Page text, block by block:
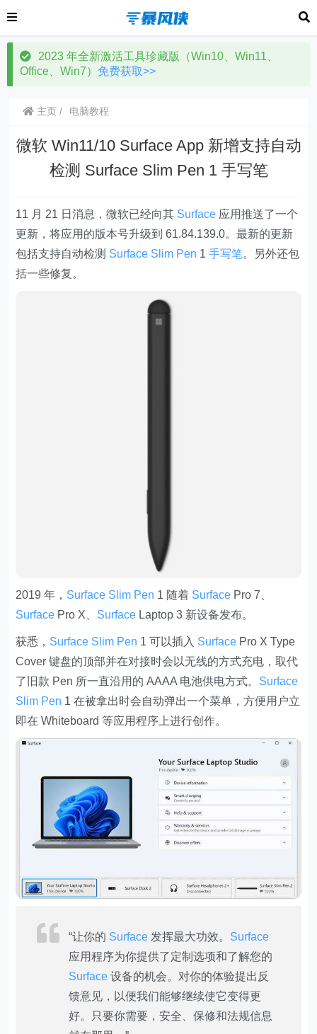
2023 年全新激活工具珍藏版（Win10、Win11、
Office、Win7） 免费获取>>
主页 电脑教程
微软 Win11/10 Surface App 新增支持自动
检测 Surface Slim Pen 1 手写笔
11 月 21 日消息，微软已经向其 Surface 应用推送了一个
更新，将应用的版本号升级到 61.84.139.0。最新的更新
包括支持自动检测 Surface Slim Pen 1手写笔。另外还包
括一些修复。
2019 年， Surface Slim Pen 1 随着 Surface Pro 7、
Surface Pro X、 Surface Laptop 3 新设备发布。
获悉， Surface Slim Pen 1 可以插入 Surface Pro X Type
Cover 键盘的顶部并在对接时会以无线的方式充电，取代
了旧款 Pen 所一直沿用的 AAAA 电池供电方式。 Surface
Slim Pen 1 在被拿出时会自动弹出一个菜单，方便用户立
即在 Whiteboard 等应用程序上进行创作。
“让你的 Surface 发挥最大功效。 Surface
应用程序为你提供了定制选项和了解您的
Surface 设备的机会。对你的体验提出反
馈意见，以便我们能够继续使它变得更
好。只要你需要，安全、保修和法规信息